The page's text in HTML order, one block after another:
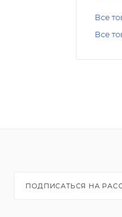
Все
Все
ПОДПИСАТЬСЯ НА